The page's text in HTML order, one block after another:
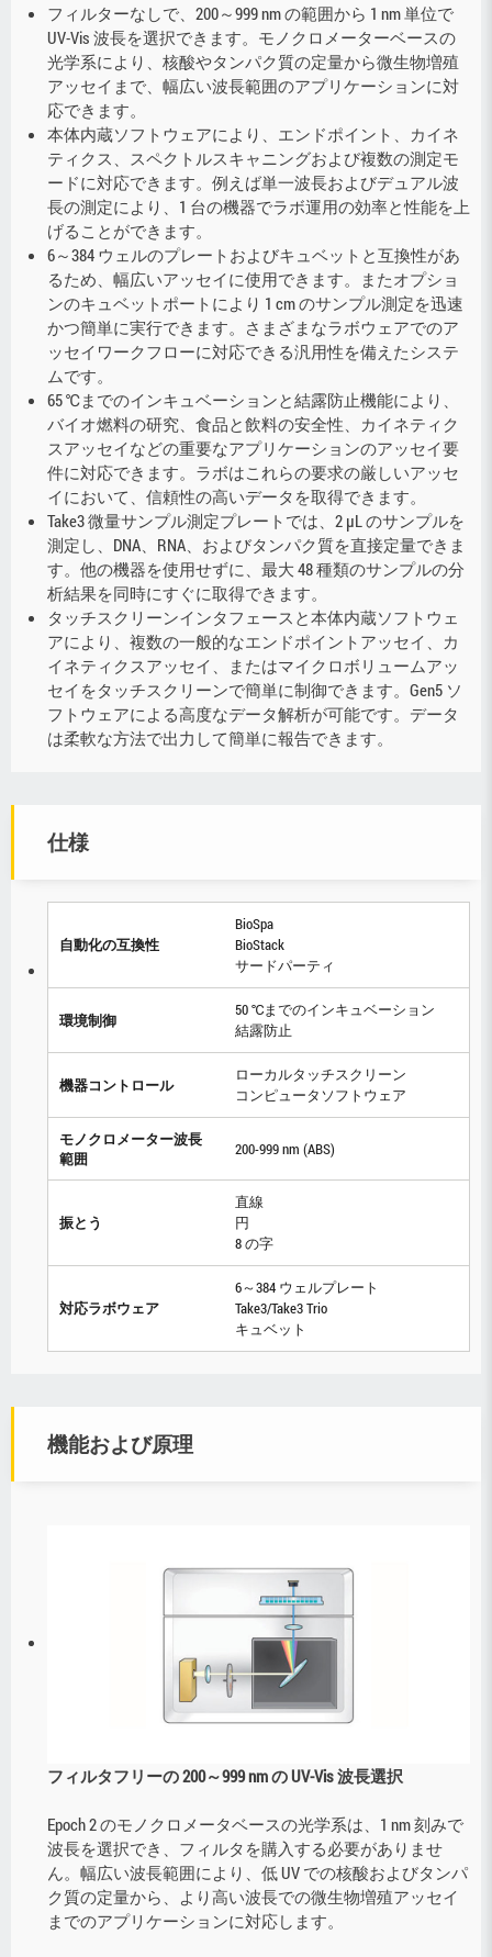
フィルターなしで、200～999 nm の範囲から 1 nm 単位で
UV-Vis 波長を選択できます。モノクロメーターベースの
光学系により、核酸やタンパク質の定量から微生物増殖
アッセイまで、幅広い波長範囲のアプリケーションに対
応できます。
本体内蔵ソフトウェアにより、エンドポイント、カイネ
ティクス、スペクトルスキャニングおよび複数の測定モ
ードに対応できます。例えば単一波長およびデュアル波
長の測定により、1 台の機器でラボ運用の効率と性能を上
げることができます。
6～384 ウェルのプレートおよびキュベットと互換性があ
るため、幅広いアッセイに使用できます。またオプショ
ンのキュベットポートにより 1 cm のサンプル測定を迅速
かつ簡単に実行できます。さまざまなラボウェアでのア
ッセイワークフローに対応できる汎用性を備えたシステ
ムです。
65 ℃までのインキュベーションと結露防止機能により、
バイオ燃料の研究、食品と飲料の安全性、カイネティク
スアッセイなどの重要なアプリケーションのアッセイ要
件に対応できます。ラボはこれらの要求の厳しいアッセ
イにおいて、信頼性の高いデータを取得できます。
Take3 微量サンプル測定プレートでは、2 µL のサンプルを
測定し、DNA、RNA、およびタンパク質を直接定量できま
す。他の機器を使用せずに、最大 48 種類のサンプルの分
析結果を同時にすぐに取得できます。
タッチスクリーンインタフェースと本体内蔵ソフトウェ
アにより、複数の一般的なエンドポイントアッセイ、カ
イネティクスアッセイ、またはマイクロボリュームアッ
セイをタッチスクリーンで簡単に制御できます。Gen5 ソ
フトウェアによる高度なデータ解析が可能です。データ
は柔軟な方法で出力して簡単に報告できます。
仕様
自動化の互換性
BioSpa
BioStack
サードパーティ
環境制御
50 ℃までのインキュベーション
結露防止
機器コントロール
ローカルタッチスクリーン
コンピュータソフトウェア
モノクロメーター波長
範囲
200-999 nm (ABS)
振とう
直線
円
8 の字
対応ラボウェア
6～384 ウェルプレート
Take3/Take3 Trio
キュベット
機能および原理
フィルタフリーの 200～999 nm の UV-Vis 波長選択
Epoch 2 のモノクロメータベースの光学系は、1 nm 刻みで
波長を選択でき、フィルタを購入する必要がありませ
ん。幅広い波長範囲により、低 UV での核酸およびタンパ
ク質の定量から、より高い波長での微生物増殖アッセイ
までのアプリケーションに対応します。